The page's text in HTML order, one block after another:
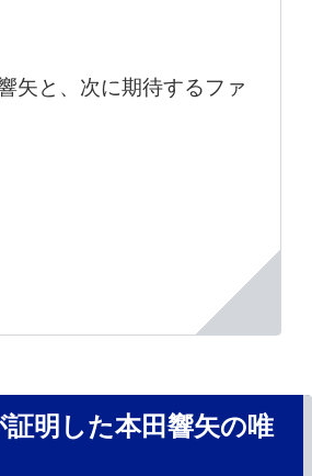
矢と、次に期待するファ
明した本田響矢の唯